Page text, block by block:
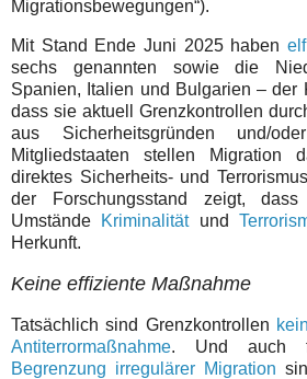
Migrationsbewegungen“).
Mit Stand Ende Juni 2025 haben
sechs genannten sowie die
Spanien, Italien und Bulgarien – der
dass sie aktuell Grenzkontrollen
aus Sicherheitsgründen und/
Mitgliedstaaten stellen Migration
direktes Sicherheits- und
der Forschungsstand zeigt,
Umstände Kriminalitätund
Herkunft.
Keine effiziente Maßnahme
Tatsächlich sind Grenzkontrollen
Antiterrormaßnahme. Und auch
Begrenzung irregulärer Migration